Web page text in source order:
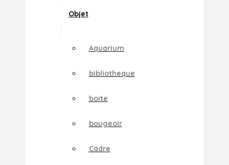
Objet
Aquarium
bibliotheque
boite
bougeoir
Cadre